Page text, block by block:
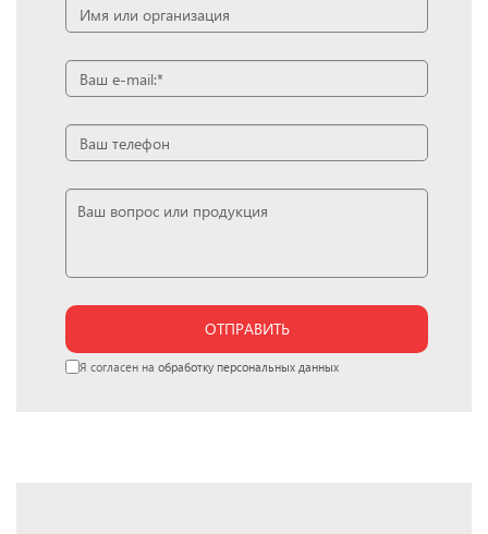
ОТПРАВИТЬ
Я согласен на обработку персональных данных